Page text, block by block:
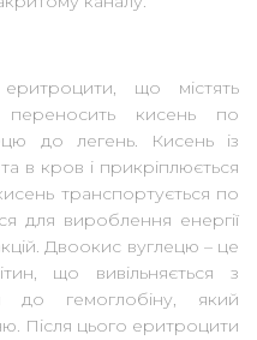
що містять
переносить кисень по
до легень. Кисень із
в кров і прикріплюється
транспортується по
для вироблення енергії
Двоокис вуглецю – це
що вивільняється з
до гемоглобіну, який
Після цього еритроцити